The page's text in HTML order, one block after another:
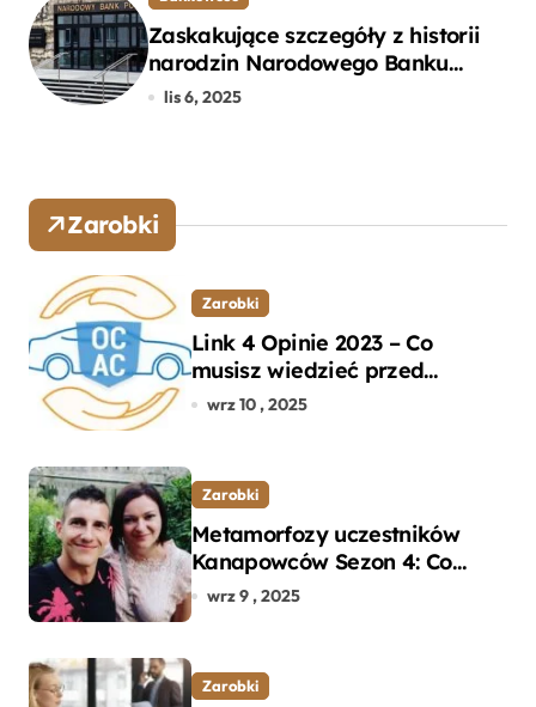
Zaskakujące szczegóły z historii
narodzin Narodowego Banku
Polskiego, o których mogłeś nie
lis 6, 2025
Zarobki
Zarobki
Link 4 Opinie 2023 – Co
musisz wiedzieć przed
wyborem ubezpieczenia OC i
wrz 10 , 2025
Zarobki
Metamorfozy uczestników
Kanapowców Sezon 4: Co
naprawdę zaskoczyło
wrz 9 , 2025
Zarobki